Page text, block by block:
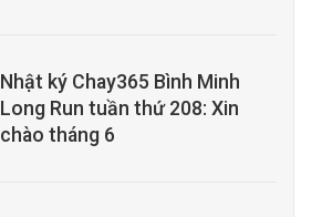
Nhật ký Chay365 Bình Minh
Long Run tuần thứ 208: Xin
chào tháng 6